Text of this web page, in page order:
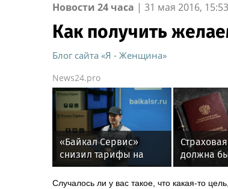
Новости 24 часа | 31 мая 2016, 15:53
Как получить
Блог сайта «Я - Женщина»
News24.pro
«Байкал Сервис»
снизил тарифы на
перевозку
электроинструмента
должна
40%
Случалось ли у вас такое, что какая-то